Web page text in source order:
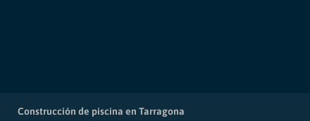
Construcción de piscina en Tarragona